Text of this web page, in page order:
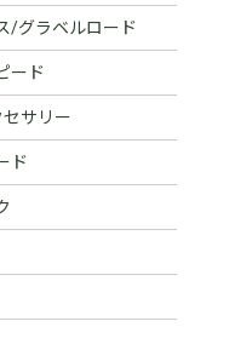
/グラベルロード
ード
サリー
ド